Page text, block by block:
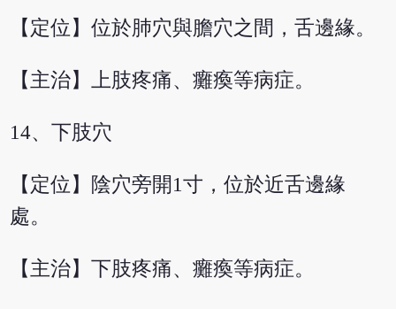
【定位】位於肺穴與膽穴之間，舌邊緣。
【主治】上肢疼痛、癱瘓等病症。
14、下肢穴
【定位】陰穴旁開1寸，位於近舌邊緣
處。
【主治】下肢疼痛、癱瘓等病症。